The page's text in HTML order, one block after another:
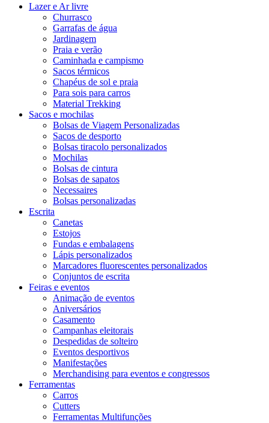
Lazer e Ar livre
Churrasco
Garrafas de água
Jardinagem
Praia e verão
Caminhada e campismo
Sacos térmicos
Chapéus de sol e praia
Para sois para carros
Material Trekking
Sacos e mochilas
Bolsas de Viagem Personalizadas
Sacos de desporto
Bolsas tiracolo personalizados
Mochilas
Bolsas de cintura
Bolsas de sapatos
Necessaires
Bolsas personalizadas
Escrita
Canetas
Estojos
Fundas e embalagens
Lápis personalizados
Marcadores fluorescentes personalizados
Conjuntos de escrita
Feiras e eventos
Animação de eventos
Aniversários
Casamento
Campanhas eleitorais
Despedidas de solteiro
Eventos desportivos
Manifestações
Merchandising para eventos e congressos
Ferramentas
Carros
Cutters
Ferramentas Multifunções